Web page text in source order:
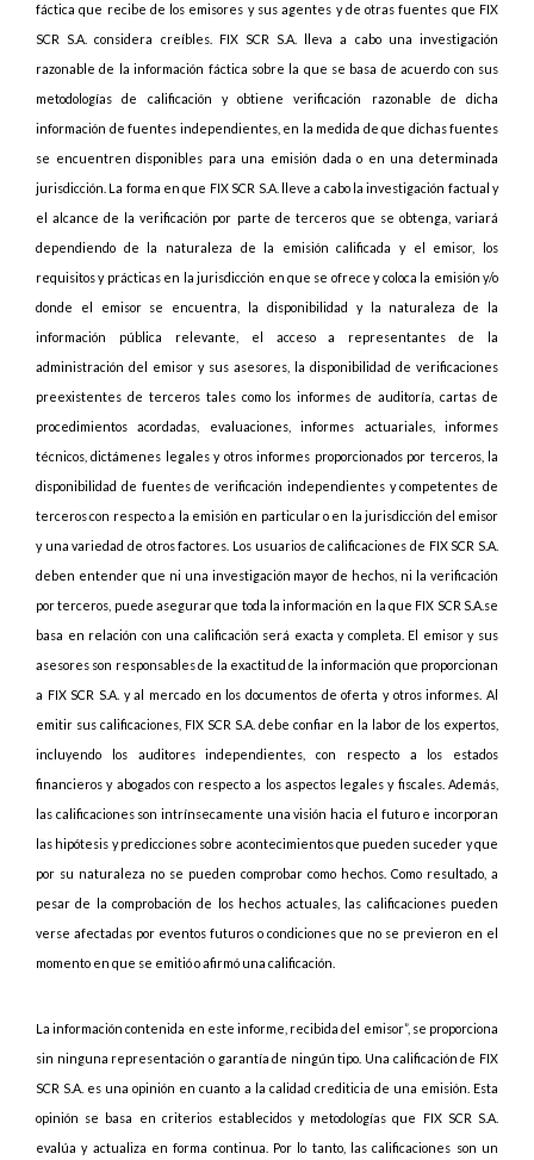
fáctica que recibe de los emisores y sus agentes y de otras fuentes que FIX
SCR S.A. considera creíbles. FIX SCR S.A. lleva a cabo una investigación
razonable de la información fáctica sobre la que se basa de acuerdo con sus
metodologías de calificación y obtiene verificación razonable de dicha
información de fuentes independientes, en la medida de que dichas fuentes
se encuentren disponibles para una emisión dada o en una determinada
jurisdicción. La forma en que FIX SCR S.A. lleve a cabo la investigación factual y
el alcance de la verificación por parte de terceros que se obtenga, variará
dependiendo de la naturaleza de la emisión calificada y el emisor, los
requisitos y prácticas en la jurisdicción en que se ofrece y coloca la emisión y/o
donde el emisor se encuentra, la disponibilidad y la naturaleza de la
información pública relevante, el acceso a representantes de la
administración del emisor y sus asesores, la disponibilidad de verificaciones
preexistentes de terceros tales como los informes de auditoría, cartas de
procedimientos acordadas, evaluaciones, informes actuariales, informes
técnicos, dictámenes legales y otros informes proporcionados por terceros, la
disponibilidad de fuentes de verificación independientes y competentes de
terceros con respecto a la emisión en particular o en la jurisdicción del emisor
y una variedad de otros factores. Los usuarios de calificaciones de FIX SCR S.A.
deben entender que ni una investigación mayor de hechos, ni la verificación
por terceros, puede asegurar que toda la información en la que FIX SCR S.A.se
basa en relación con una calificación será exacta y completa. El emisor y sus
asesores son responsables de la exactitud de la información que proporcionan
a FIX SCR S.A. y al mercado en los documentos de oferta y otros informes. Al
emitir sus calificaciones, FIX SCR S.A. debe confiar en la labor de los expertos,
incluyendo los auditores independientes, con respecto a los estados
financieros y abogados con respecto a los aspectos legales y fiscales. Además,
las calificaciones son intrínsecamente una visión hacia el futuro e incorporan
las hipótesis y predicciones sobre acontecimientos que pueden suceder y que
por su naturaleza no se pueden comprobar como hechos. Como resultado, a
pesar de la comprobación de los hechos actuales, las calificaciones pueden
verse afectadas por eventos futuros o condiciones que no se previeron en el
momento en que se emitió o afirmó una calificación.
La información contenida en este informe, recibida del emisor”, se proporciona
sin ninguna representación o garantía de ningún tipo. Una calificación de FIX
SCR S.A. es una opinión en cuanto a la calidad crediticia de una emisión. Esta
opinión se basa en criterios establecidos y metodologías que FIX SCR S.A.
evalúa y actualiza en forma continua. Por lo tanto, las calificaciones son un